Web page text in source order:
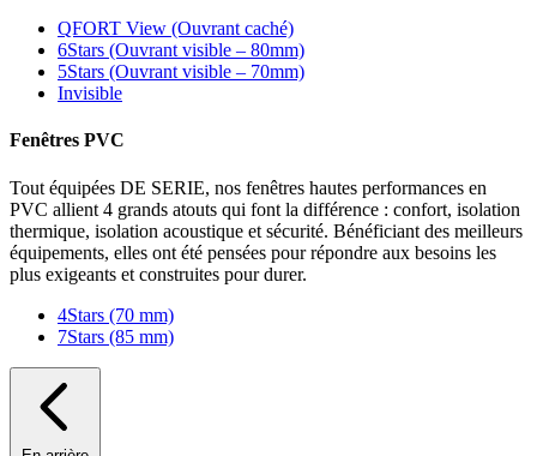
QFORT View (Ouvrant caché)
6Stars (Ouvrant visible – 80mm)
5Stars (Ouvrant visible – 70mm)
Invisible
Fenêtres PVC
Tout équipées DE SERIE, nos fenêtres hautes performances en
PVC allient 4 grands atouts qui font la différence : confort, isolation
thermique, isolation acoustique et sécurité. Bénéficiant des meilleurs
équipements, elles ont été pensées pour répondre aux besoins les
plus exigeants et construites pour durer.
4Stars (70 mm)
7Stars (85 mm)